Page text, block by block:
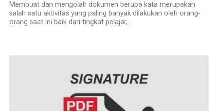
Membuat dan mengolah dokumen berupa kata merupakan
salah satu aktivitas yang paling banyak dilakukan oleh orang-
orang saat ini baik dari tingkat pelajar,...